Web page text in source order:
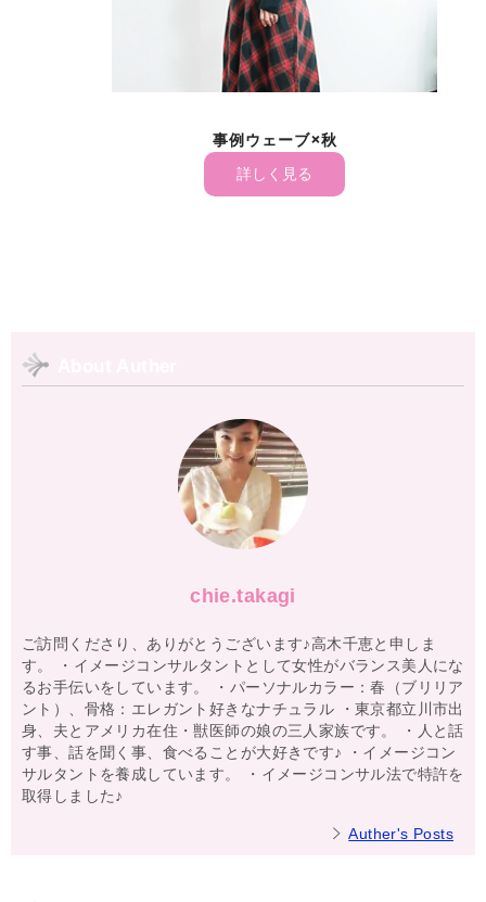
事例ウェーブ×秋
詳しく見る
chie.takagi
ご訪問くださり、ありがとうございます♪高木千恵と申しま
す。 ・イメージコンサルタントとして女性がバランス美人にな
るお手伝いをしています。 ・パーソナルカラー：春（ブリリア
ント）、骨格：エレガント好きなナチュラル ・東京都立川市出
身、夫とアメリカ在住・獣医師の娘の三人家族です。 ・人と話
す事、話を聞く事、食べることが大好きです♪ ・イメージコン
サルタントを養成しています。 ・イメージコンサル法で特許を
取得しました♪
Auther's Posts